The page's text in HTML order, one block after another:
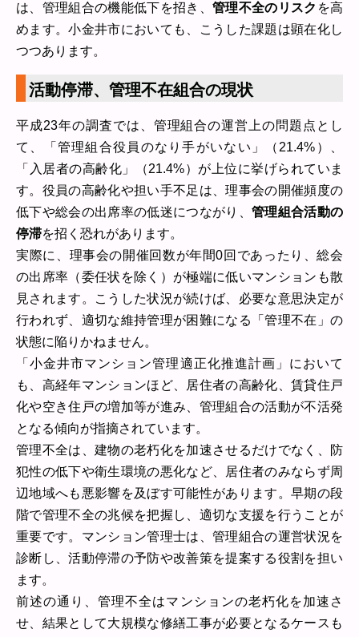
は、管理組合の機能低下を招き、 管理不全のリスク を高
めます。小金井市においても、こうした課題は顕在化し
つつあります。
活動停滞、管理不在組合の現状
平成23年の調査では、管理組合の運営上の問題点とし
て、「管理組合役員のなり手がいない」（21.4%）、
「入居者の高齢化」（21.4%）が上位に挙げられていま
す。役員の高齢化や担い手不足は、理事会の開催頻度の
低下や総会の出席率の低迷につながり、 管理組合活動の
停滞を招く恐れがあります。
実際に、理事会の開催回数が年間0回であったり、総会
の出席率（委任状を除く）が極端に低いマンションも散
見されます。こうした状況が続けば、必要な意思決定が
行われず、適切な維持管理が困難になる「管理不在」の
状態に陥りかねません。
「小金井市マンション管理適正化推進計画」において
も、高経年マンションほど、居住者の高齢化、賃貸住戸
化や空き住戸の増加等が進み、管理組合の活動が不活発
となる傾向が指摘されています。
管理不全は、建物の老朽化を加速させるだけでなく、防
犯性の低下や衛生環境の悪化など、居住者のみならず周
辺地域へも悪影響を及ぼす可能性があります。早期の段
階で管理不全の兆候を把握し、適切な支援を行うことが
重要です。マンション管理士は、管理組合の運営状況を
診断し、活動停滞の予防や改善策を提案する役割を担い
ます。
前述の通り、管理不全はマンションの老朽化を加速さ
せ、結果として大規模な修繕工事が必要となるケースも